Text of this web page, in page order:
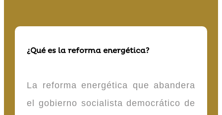
¿Qué es la reforma energética?
La reforma energética que abandera
el gobierno socialista democrático de